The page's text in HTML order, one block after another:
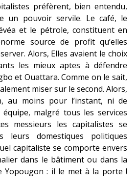
préfèrent, bien entendu,
un pouvoir servile. Le café, le
et le pétrole, constituent en
source de profit qu’elles
Alors, Elles avaient le choix
les mieux aptes à défendre
et Ouattara. Comme on le sait,
miser sur le second. Alors,
au moins pour l’instant, ni de
malgré tous les services
messieurs les capitalistes se
leurs domestiques politiques
capitaliste se comporte envers
dans le bâtiment ou dans la
Yopougon : il le met à la porte !